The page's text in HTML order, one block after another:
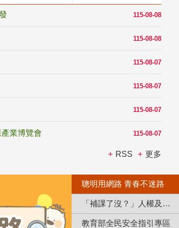
115-08-08
115-08-08
115-08-07
115-08-07
115-08-07
115-08-07
業博覽會
RSS 更多
聰明用網路 青春不迷路
「補課了沒？」人權及轉型正義教育專區
教育部全民安全指引專區